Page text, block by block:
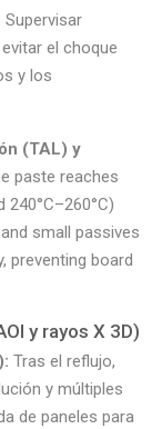
Supervisar
el choque
y los
(TAL) y
paste reaches
small passives
preventing board
y rayos X 3D)
Tras el reflujo,
y múltiples
de paneles para